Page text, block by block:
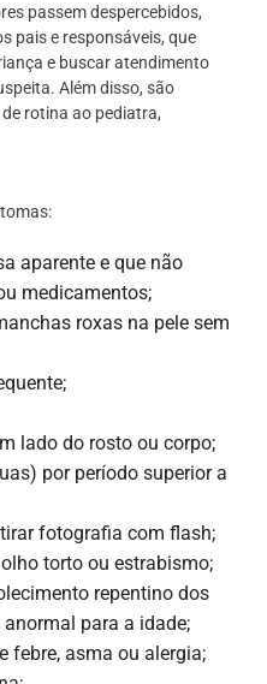
passem despercebidos,
pais e responsáveis, que
e buscar atendimento
Além disso, são
rotina ao pediatra,
aparente e que não
medicamentos;
roxas na pele sem
lado do rosto ou corpo;
por período superior a
fotografia com flash;
torto ou estrabismo;
repentino dos
para a idade;
febre, asma ou alergia;